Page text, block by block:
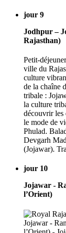
jour 9
Jodhpur –
Rajasthan)
Petit-
ville du
culture
de la chaîne
tribale :
la culture
découvrir les
le mode de
Phulad.
Devgarh
(Jojawar).
jour 10
Jojawar -
l’Orient)